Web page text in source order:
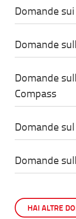
Domande
Domande
Domande
Compass
Domande
Domande
HAI ALTRE